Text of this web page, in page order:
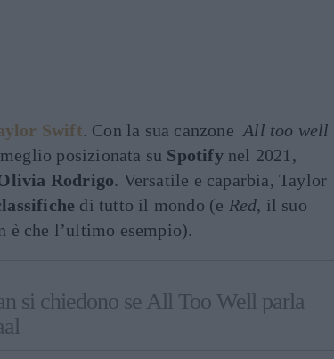
Swift. Con la sua canzoneAll too well
meglio posizionata su Spotifynel 2021,
Rodrigo. Versatile e caparbia, Taylor
di tutto il mondo (e Red, il suo
è che l’ultimo esempio).
si chiedono se All Too Well parla